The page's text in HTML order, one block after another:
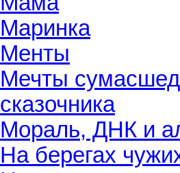
Маринка
Менты
Мечты
сказочника
Мораль, ДНК и
На берегах